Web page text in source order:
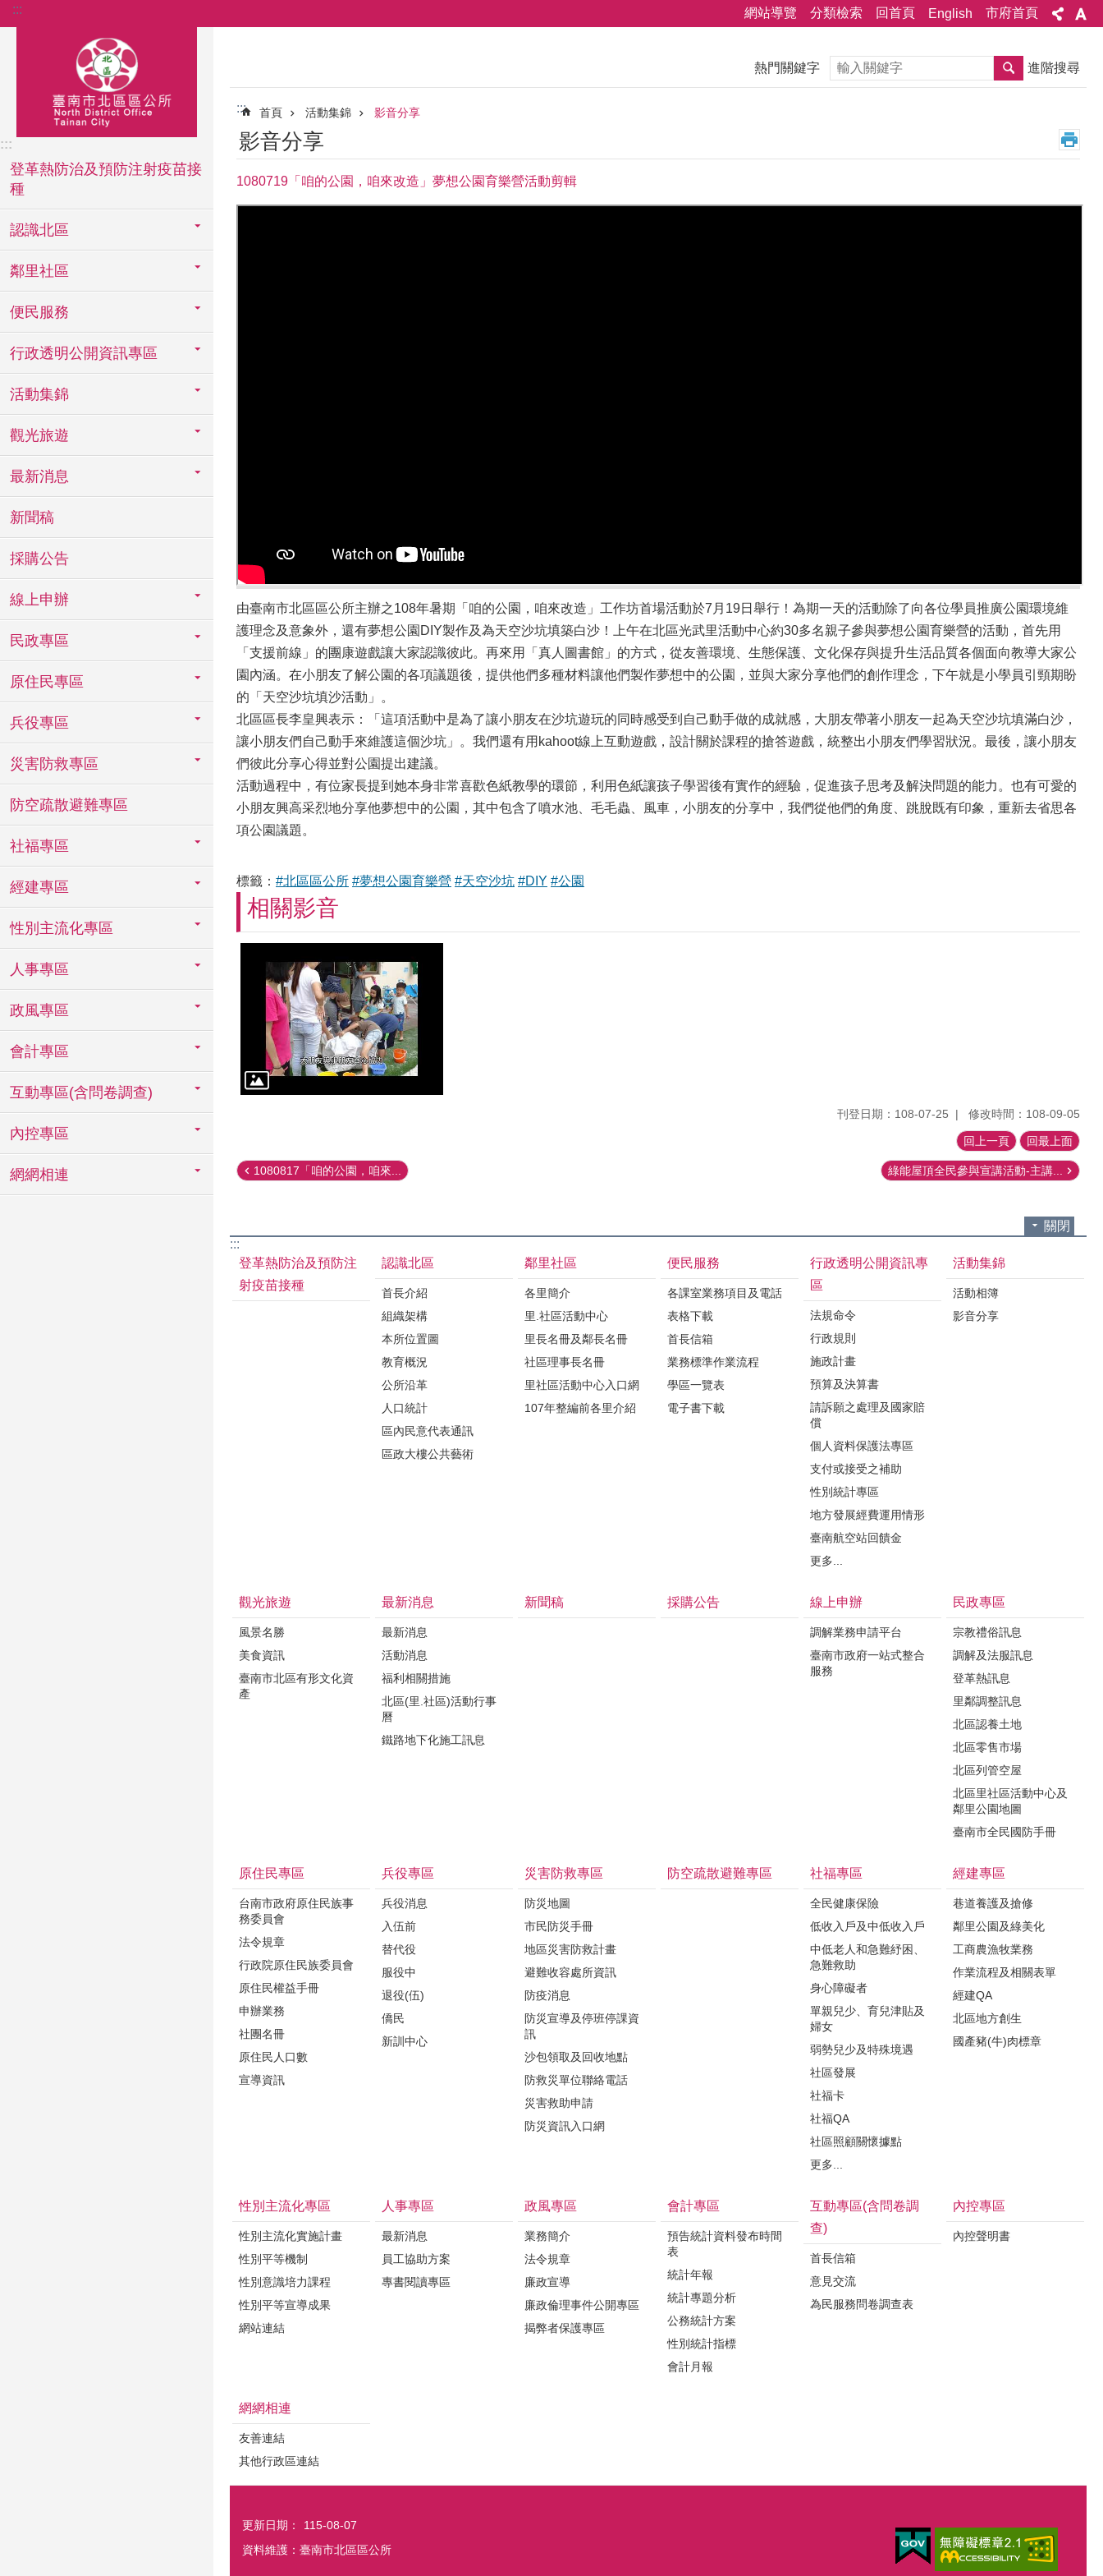
跳到主要內容區塊
::: 網站導覽 分類檢索 回首頁 English 市府首頁
:::
登革熱防治及預防注射疫苗接
種
認識北區
鄰里社區
便民服務
行政透明公開資訊專區
活動集錦
觀光旅遊
最新消息
新聞稿
採購公告
線上申辦
民政專區
原住民專區
兵役專區
災害防救專區
防空疏散避難專區
社福專區
經建專區
性別主流化專區
人事專區
政風專區
會計專區
互動專區(含問卷調查)
內控專區
網網相連
熱門關鍵字 搜尋 進階搜尋
::: 首頁 活動集錦 影音分享
影音分享
1080719「咱的公園，咱來改造」夢想公園育樂營活動剪輯
由臺南市北區區公所主辦之108年暑期「咱的公園，咱來改造」工作坊首場活動於7月19日舉行！為期一天的活動除了向各位學員推廣公園環境維
護理念及意象外，還有夢想公園DIY製作及為天空沙坑填築白沙！上午在北區光武里活動中心約30多名親子參與夢想公園育樂營的活動，首先用
「支援前線」的團康遊戲讓大家認識彼此。再來用「真人圖書館」的方式，從友善環境、生態保護、文化保存與提升生活品質各個面向教導大家公
園內涵。在小朋友了解公園的各項議題後，提供他們多種材料讓他們製作夢想中的公園，並與大家分享他們的創作理念，下午就是小學員引頸期盼
的「天空沙坑填沙活動」。
北區區長李皇興表示：「這項活動中是為了讓小朋友在沙坑遊玩的同時感受到自己動手做的成就感，大朋友帶著小朋友一起為天空沙坑填滿白沙，
讓小朋友們自己動手來維護這個沙坑」。我們還有用kahoot線上互動遊戲，設計關於課程的搶答遊戲，統整出小朋友們學習狀況。最後，讓小朋友
們彼此分享心得並對公園提出建議。
活動過程中，有位家長提到她本身非常喜歡色紙教學的環節，利用色紙讓孩子學習後有實作的經驗，促進孩子思考及解決問題的能力。也有可愛的
小朋友興高采烈地分享他夢想中的公園，其中包含了噴水池、毛毛蟲、風車，小朋友的分享中，我們從他們的角度、跳脫既有印象，重新去省思各
項公園議題。
標籤： #北區區公所 #夢想公園育樂營 #天空沙坑 #DIY #公園
相關影音
刊登日期：108-07-25 修改時間：108-09-05
回上一頁 回最上面
1080817「咱的公園，咱來... 綠能屋頂全民參與宣講活動-主講...
關閉
:::
登革熱防治及預防注
射疫苗接種
認識北區
首長介紹
組織架構
本所位置圖
教育概況
公所沿革
人口統計
區內民意代表通訊
區政大樓公共藝術
鄰里社區
各里簡介
里.社區活動中心
里長名冊及鄰長名冊
社區理事長名冊
里社區活動中心入口網
107年整編前各里介紹
便民服務
各課室業務項目及電話
表格下載
首長信箱
業務標準作業流程
學區一覽表
電子書下載
行政透明公開資訊專
區
法規命令
行政規則
施政計畫
預算及決算書
請訴願之處理及國家賠
償
個人資料保護法專區
支付或接受之補助
性別統計專區
地方發展經費運用情形
臺南航空站回饋金
更多...
活動集錦
活動相簿
影音分享
觀光旅遊
風景名勝
美食資訊
臺南市北區有形文化資
產
最新消息
最新消息
活動消息
福利相關措施
北區(里.社區)活動行事
曆
鐵路地下化施工訊息
新聞稿 採購公告 線上申辦
調解業務申請平台
臺南市政府一站式整合
服務
民政專區
宗教禮俗訊息
調解及法服訊息
登革熱訊息
里鄰調整訊息
北區認養土地
北區零售市場
北區列管空屋
北區里社區活動中心及
鄰里公園地圖
臺南市全民國防手冊
原住民專區
台南市政府原住民族事
務委員會
法令規章
行政院原住民族委員會
原住民權益手冊
申辦業務
社團名冊
原住民人口數
宣導資訊
兵役專區
兵役消息
入伍前
替代役
服役中
退役(伍)
僑民
新訓中心
災害防救專區
防災地圖
市民防災手冊
地區災害防救計畫
避難收容處所資訊
防疫消息
防災宣導及停班停課資
訊
沙包領取及回收地點
防救災單位聯絡電話
災害救助申請
防災資訊入口網
防空疏散避難專區 社福專區
全民健康保險
低收入戶及中低收入戶
中低老人和急難紓困、
急難救助
身心障礙者
單親兒少、育兒津貼及
婦女
弱勢兒少及特殊境遇
社區發展
社福卡
社福QA
社區照顧關懷據點
更多...
經建專區
巷道養護及搶修
鄰里公園及綠美化
工商農漁牧業務
作業流程及相關表單
經建QA
北區地方創生
國產豬(牛)肉標章
性別主流化專區
性別主流化實施計畫
性別平等機制
性別意識培力課程
性別平等宣導成果
網站連結
人事專區
最新消息
員工協助方案
專書閱讀專區
政風專區
業務簡介
法令規章
廉政宣導
廉政倫理事件公開專區
揭弊者保護專區
會計專區
預告統計資料發布時間
表
統計年報
統計專題分析
公務統計方案
性別統計指標
會計月報
互動專區(含問卷調
查)
首長信箱
意見交流
為民服務問卷調查表
內控專區
內控聲明書
網網相連
友善連結
其他行政區連結
更新日期：
115-08-07
資料維護：臺南市北區區公所